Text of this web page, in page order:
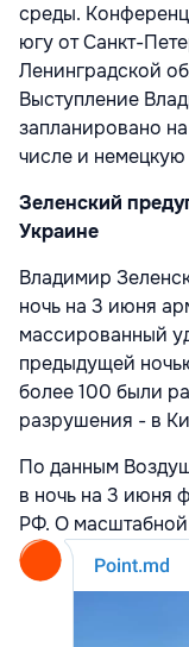
среды.
югу от Санкт-
Ленинградской
Выступление
запланировано
числе и
Зеленский
Украине
Владимир
ночь на 3 июня
массированный
предыдущей
более 100 были
разрушения - в
По данным
в ночь на 3 июня
РФ. О масштабной